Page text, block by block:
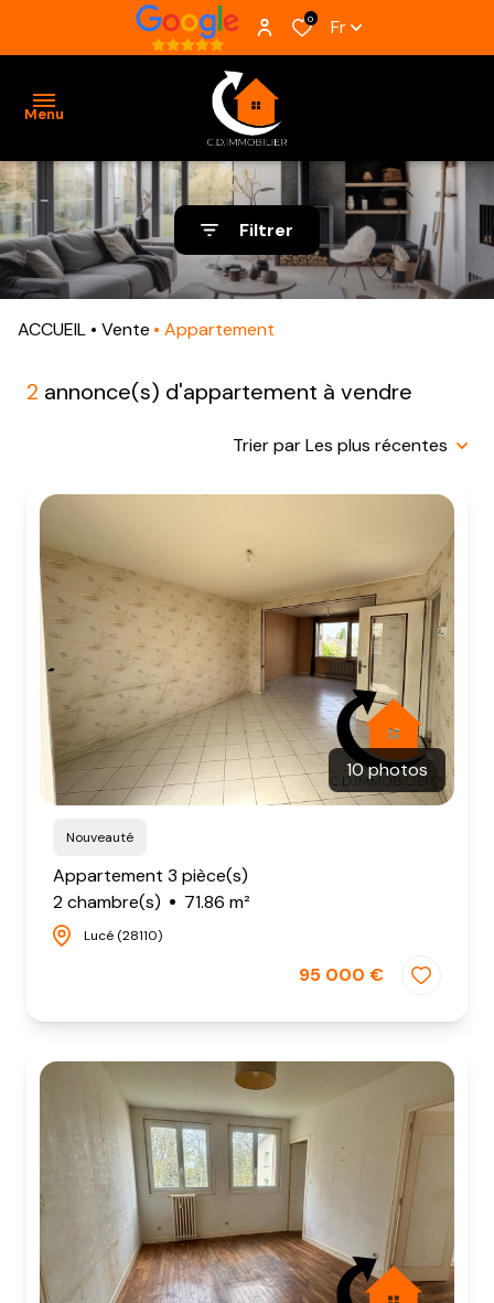
0 Fr
Menu
ACCUEIL
VENTES
BIENS
VENDUS
ESTIMATION
NOTRE
AGENCE
CONTACT
Filtrer
ACCUEIL Vente Appartement
2 annonce(s) d'appartement à vendre
Trier par Les plus récentes
10 photos
Nouveauté
Appartement 3 pièce(s)
2 chambre(s)
71.86 m²
Lucé (28110)
95 000 €